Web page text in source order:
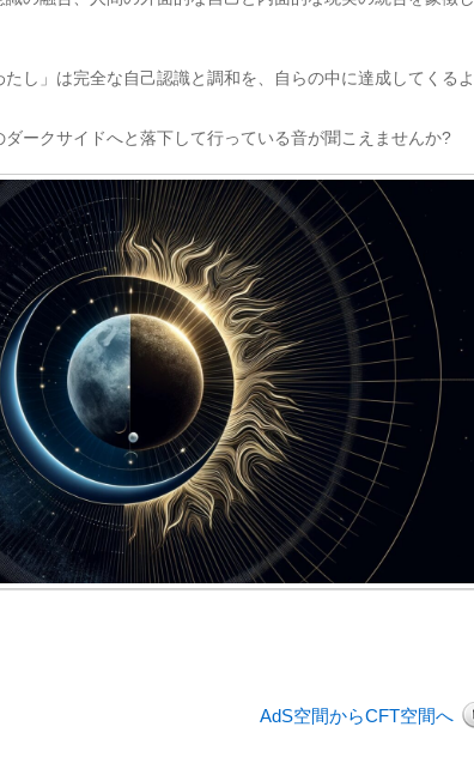
し」は完全な自己認識と調和を、自らの中に達成してくるよ
ークサイドへと落下して行っている音が聞こえませんか?
AdS空間からCFT空間へ